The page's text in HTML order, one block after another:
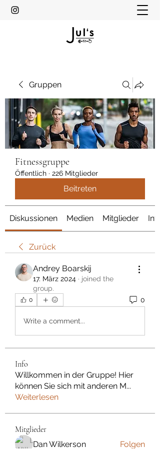
Gruppen
Fitnessgruppe
Öffentlich · 226 Mitglieder
Beitreten
Diskussionen Medien Mitglieder Info
Zurück
Andrey Boarskij
17. März 2024 · joined the
group.
0 0
Write a comment...
Info
Willkommen in der Gruppe! Hier
können Sie sich mit anderen M...
Weiterlesen
Mitglieder
Dan Wilkerson Folgen